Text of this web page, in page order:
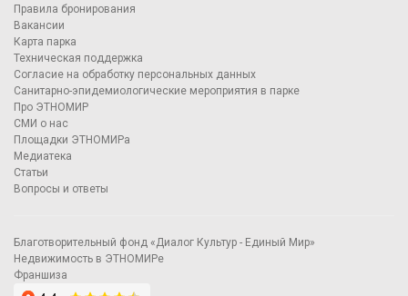
Правила бронирования
Вакансии
Карта парка
Техническая поддержка
Согласие на обработку персональных данных
Санитарно-эпидемиологические мероприятия в парке
Про ЭТНОМИР
СМИ о нас
Площадки ЭТНОМИРа
Медиатека
Статьи
Вопросы и ответы
Благотворительный фонд «Диалог Культур - Единый Мир»
Недвижимость в ЭТНОМИРе
Франшиза